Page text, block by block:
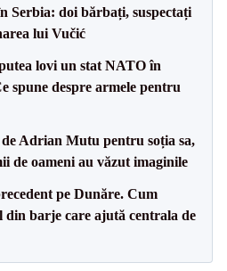
Serbia: doi bărbați, suspectați
lui Vučić
lovi un stat NATO în
spune despre armele pentru
Adrian Mutu pentru soția sa,
de oameni au văzut imaginile
pe Dunăre. Cum
din barje care ajută centrala de